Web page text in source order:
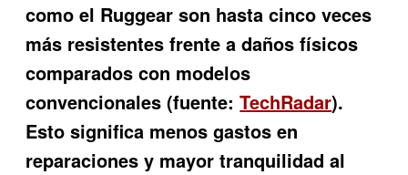
como el Ruggear son hasta cinco veces
más resistentes frente a daños físicos
comparados con modelos
convencionales (fuente:TechRadar).
Esto significa menos gastos en
reparaciones y mayor tranquilidad al